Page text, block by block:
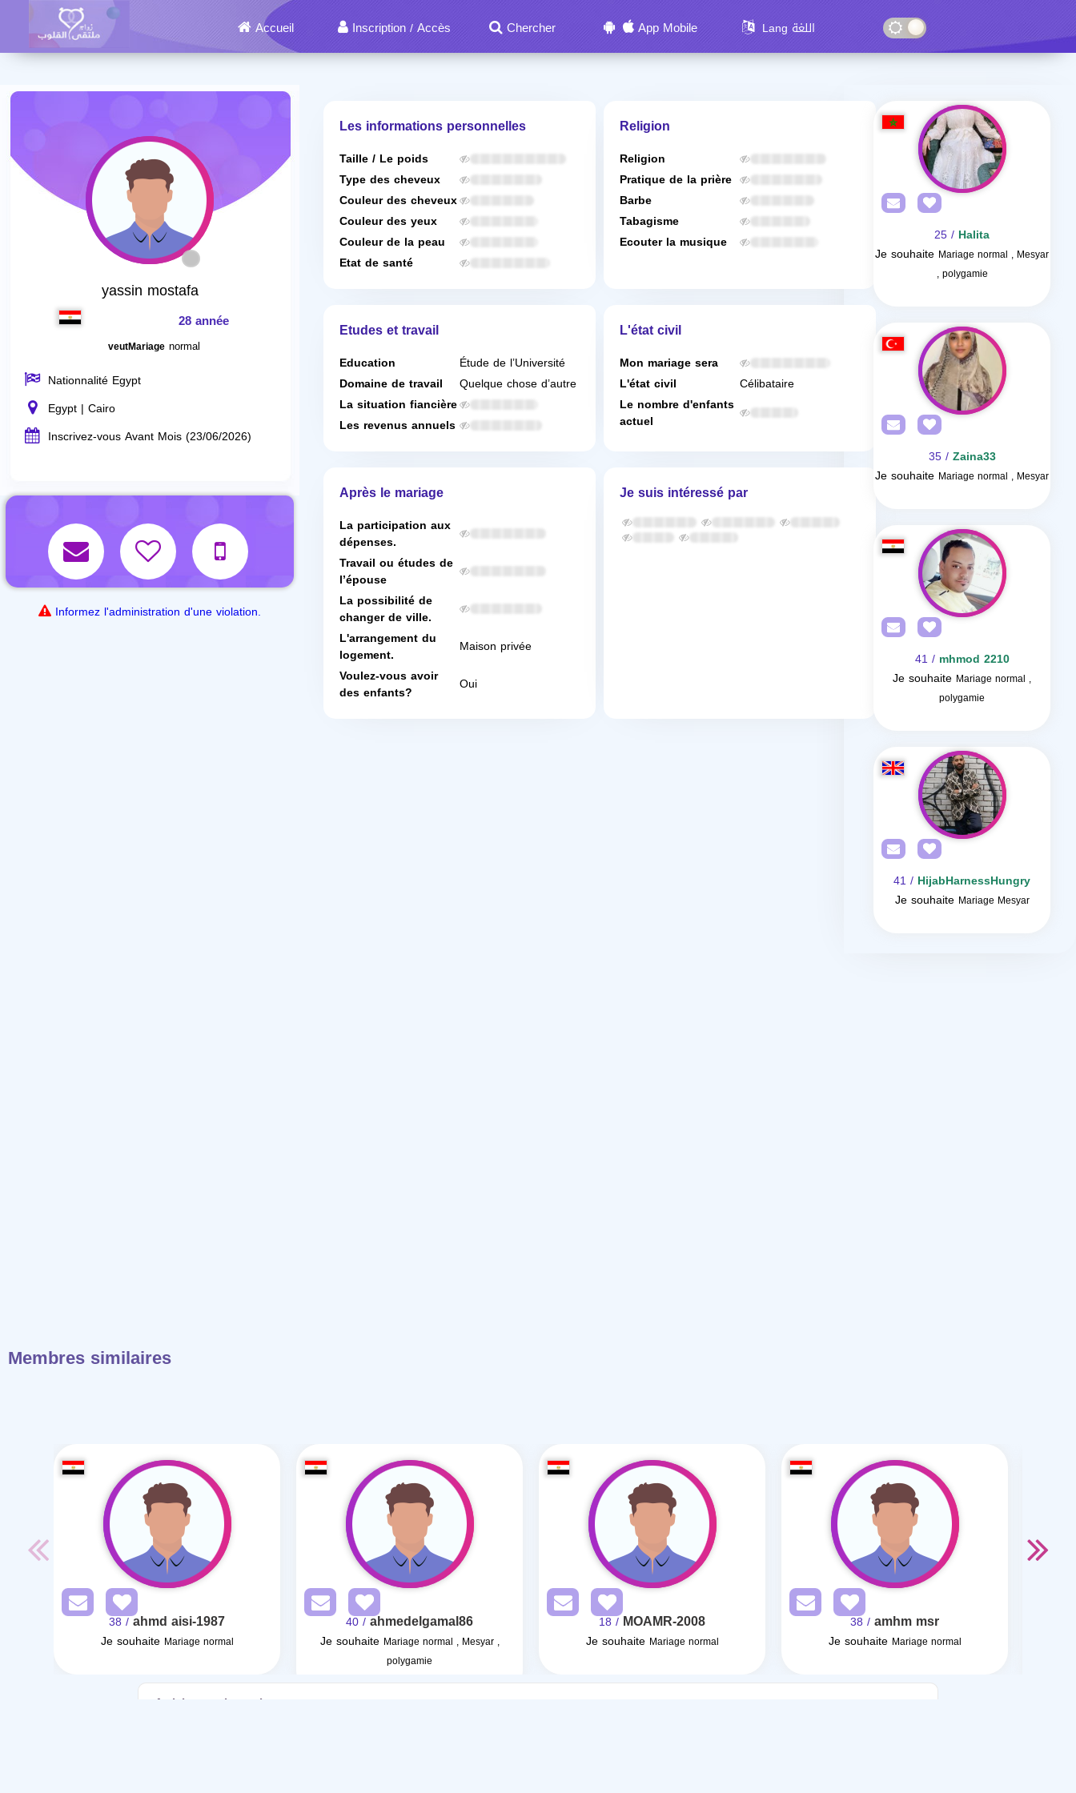
Accueil Inscription / Accès Chercher App Mobile Lang اللغة
yassin mostafa
28 année
veutMariage normal
Nationnalité Egypt
Egypt | Cairo
Inscrivez-vous Avant Mois (23/06/2026)
Informez l'administration d'une violation.
Les informations personnelles
Taille / Le poids
Type des cheveux
Couleur des cheveux
Couleur des yeux
Couleur de la peau
Etat de santé
Religion
Religion
Pratique de la prière
Barbe
Tabagisme
Ecouter la musique
Etudes et travail
Education
Étude de l’Université
Domaine de travail
Quelque chose d’autre
La situation fiancière
Les revenus annuels
L'état civil
Mon mariage sera
L'état civil
Célibataire
Le nombre d'enfants
actuel
Après le mariage
La participation aux
dépenses.
Travail ou études de
l’épouse
La possibilité de
changer de ville.
L'arrangement du
logement.
Maison privée
Voulez-vous avoir
des enfants? Oui
Je suis intéressé par
Halita
/ 25
Je souhaite Mariage normal , Mesyar
, polygamie
Zaina33
/ 35
Je souhaite Mariage normal , Mesyar
mhmod 2210
/ 41
Je souhaite Mariage normal ,
polygamie
HijabHarnessHungry
/ 41
Je souhaite Mariage Mesyar
Membres similaires
ahmd aisi-1987
/ 38
Je souhaite Mariage normal
ahmedelgamal86
/ 40
Je souhaite Mariage normal , Mesyar ,
polygamie
MOAMR-2008
/ 18
Je souhaite Mariage normal
amhm msr
/ 38
Je souhaite Mariage normal
Articles sur le mariage